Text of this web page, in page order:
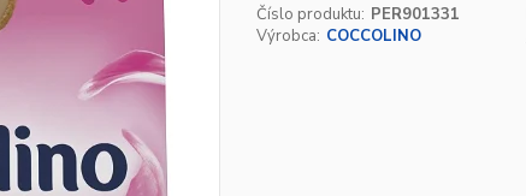
Číslo produktu: PER901331
Výrobca: COCCOLINO